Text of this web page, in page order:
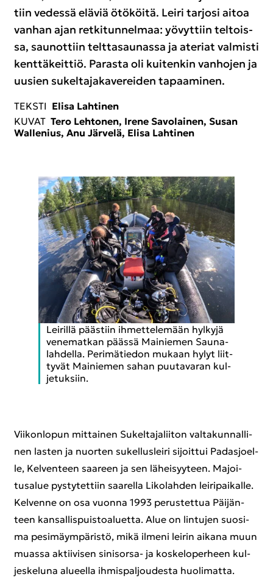
tiin ve­des­sä elä­viä ötö­köi­tä. Leiri tar­jo­si aitoa
van­han ajan ret­ki­tun­nel­maa: yö­vyt­tiin tel­tois­
sa, sau­not­tiin telt­ta­sau­nas­sa ja ate­riat val­mis­ti
kent­tä­keit­tiö. Pa­ras­ta oli kui­ten­kin van­ho­jen ja
uusien su­kel­ta­ja­ka­ve­rei­den ta­paa­mi­nen.
TEKS­TI Elisa Lah­ti­nen
KUVAT Tero Leh­to­nen, Irene Sa­vo­lai­nen, Susan
Wallenius, Anu Jär­ve­lä, Elisa Lah­ti­nen
Lei­ril­lä pääs­tiin ih­met­te­le­mään hyl­ky­jä
ve­ne­mat­kan pääs­sä Mai­nie­men Sau­na­
lah­del­la. Pe­ri­mä­tie­don mu­kaan hylyt liit­
ty­vät Mai­nie­men sahan puu­ta­va­ran kul­
je­tuk­siin.
Vii­kon­lo­pun mit­tai­nen Su­kel­ta­ja­lii­ton val­ta­kun­nal­li­
nen las­ten ja nuor­ten su­kel­lus­lei­ri si­joit­tui Pa­das­joel­
le, Kel­ven­teen saa­reen ja sen lä­hei­syy­teen. Ma­joi­
tusa­lue pys­ty­tet­tiin saa­rel­la Li­ko­lah­den lei­ri­pai­kal­le.
Kel­ven­ne on osa vuon­na 1993 pe­rus­tet­tua Päi­jän­
teen kan­sal­lis­puis­toa­luet­ta. Alue on lin­tu­jen suo­si­
ma pe­si­mäym­pä­ris­tö, mikä il­me­ni lei­rin ai­ka­na muun
muas­sa ak­tii­vi­sen sinisorsa-​ ja kos­ke­lo­per­heen kul­
jes­ke­lu­na alu­eel­la ih­mis­pal­jou­des­ta huo­li­mat­ta.